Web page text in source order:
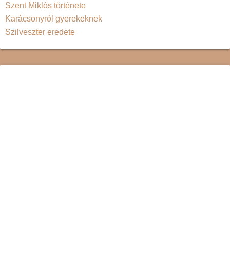
Szent Miklós története
Karácsonyról gyerekeknek
Szilveszter eredete